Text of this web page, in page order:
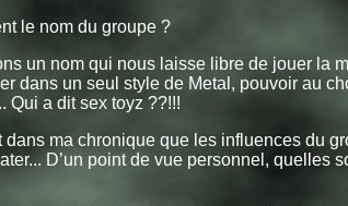
le nom du groupe ?
un nom qui nous laisse libre de jouer la
dans un seul style de Metal, pouvoir au
Qui a dit sex toyz ??!!!
dans ma chronique que les influences du
D’un point de vue personnel, quelles